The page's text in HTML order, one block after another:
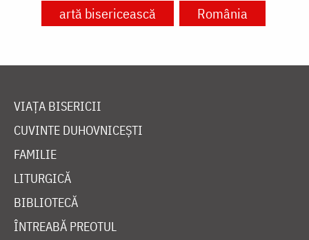
artă bisericească
România
VIAȚA BISERICII
CUVINTE DUHOVNICEȘTI
FAMILIE
LITURGICĂ
BIBLIOTECĂ
ÎNTREABĂ PREOTUL